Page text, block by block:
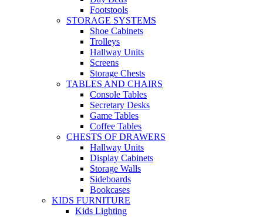
Footstools
STORAGE SYSTEMS
Shoe Cabinets
Trolleys
Hallway Units
Screens
Storage Chests
TABLES AND CHAIRS
Console Tables
Secretary Desks
Game Tables
Coffee Tables
CHESTS OF DRAWERS
Hallway Units
Display Cabinets
Storage Walls
Sideboards
Bookcases
KIDS FURNITURE
Kids Lighting